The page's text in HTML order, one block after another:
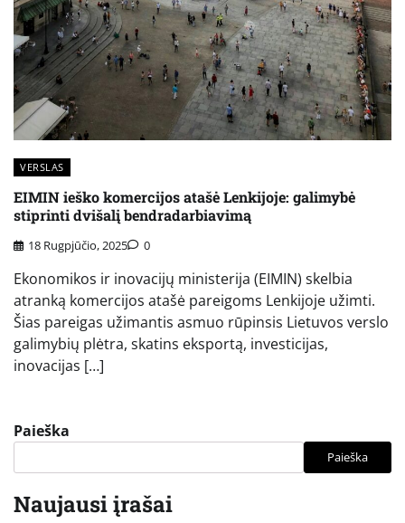
VERSLAS
EIMIN ieško komercijos atašė Lenkijoje: galimybė
stiprinti dvišalį bendradarbiavimą
18 Rugpjūčio, 2025 0
Ekonomikos ir inovacijų ministerija (EIMIN) skelbia
atranką komercijos atašė pareigoms Lenkijoje užimti.
Šias pareigas užimantis asmuo rūpinsis Lietuvos verslo
galimybių plėtra, skatins eksportą, investicijas,
inovacijas […]
Paieška
Paieška
Naujausi įrašai